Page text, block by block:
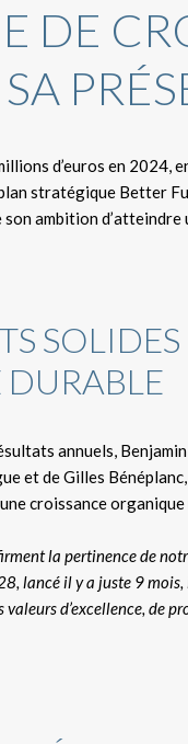
DE
d’euros en
stratégique Better
ambition
DURABLE
annuels,
et de Gilles
croissance
la pertinence de
lancé il y a juste 9
d’excellence, de